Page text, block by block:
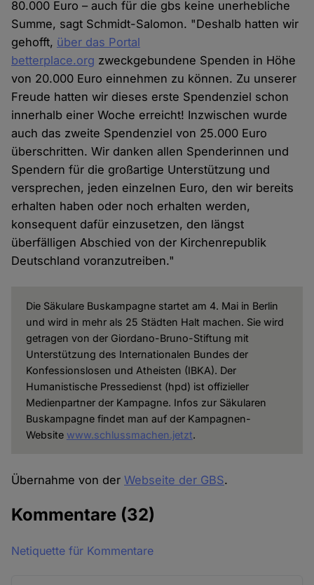
80.000 Euro – auch für die gbs keine unerhebliche
Summe, sagt Schmidt-Salomon. "Deshalb hatten wir
gehofft, über das Portal
betterplace.org zweckgebundene Spenden in Höhe
von 20.000 Euro einnehmen zu können. Zu unserer
Freude hatten wir dieses erste Spendenziel schon
innerhalb einer Woche erreicht! Inzwischen wurde
auch das zweite Spendenziel von 25.000 Euro
überschritten. Wir danken allen Spenderinnen und
Spendern für die großartige Unterstützung und
versprechen, jeden einzelnen Euro, den wir bereits
erhalten haben oder noch erhalten werden,
konsequent dafür einzusetzen, den längst
überfälligen Abschied von der Kirchenrepublik
Deutschland voranzutreiben."
Die Säkulare Buskampagne startet am 4. Mai in Berlin
und wird in mehr als 25 Städten Halt machen. Sie wird
getragen von der Giordano-Bruno-Stiftung mit
Unterstützung des Internationalen Bundes der
Konfessionslosen und Atheisten (IBKA). Der
Humanistische Pressedienst (hpd) ist offizieller
Medienpartner der Kampagne. Infos zur Säkularen
Buskampagne findet man auf der Kampagnen-
Website www.schlussmachen.jetzt.
Übernahme von derWebseite der GBS.
Kommentare (32)
Netiquette für Kommentare